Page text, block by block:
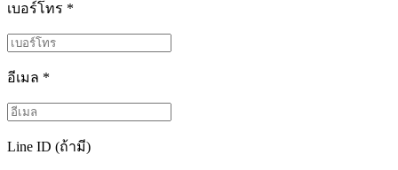
เบอร์โทร *
อีเมล *
Line ID (ถ้ามี)